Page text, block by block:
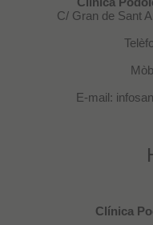
C/ Gran de Sant
E-mail:
Clínica